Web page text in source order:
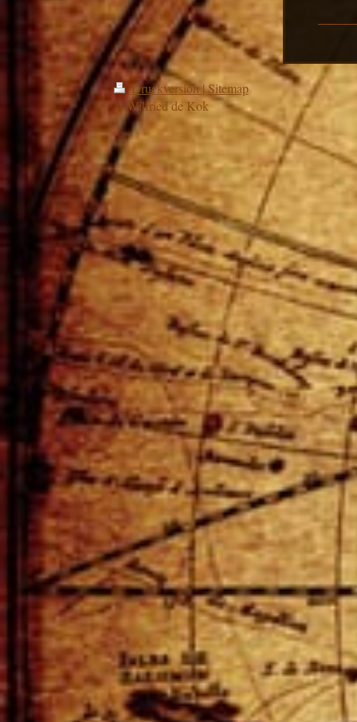
Druckversion|Sitemap
© Wilfried de Kok